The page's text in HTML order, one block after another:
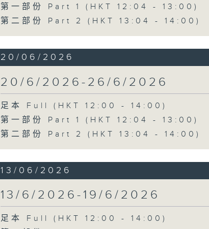
第一部份 Part 1 (HKT 12:04 - 13:00)
第二部份 Part 2 (HKT 13:04 - 14:00)
20/06/2026
20/6/2026-26/6/2026
足本 Full (HKT 12:00 - 14:00)
第一部份 Part 1 (HKT 12:04 - 13:00)
第二部份 Part 2 (HKT 13:04 - 14:00)
13/06/2026
13/6/2026-19/6/2026
足本 Full (HKT 12:00 - 14:00)